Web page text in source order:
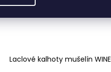
Laclové kalhoty mušelín WINE